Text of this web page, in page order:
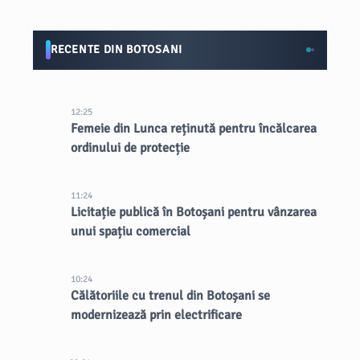
RECENTE DIN BOTOSANI
12:25
Femeie din Lunca reținută pentru încălcarea
ordinului de protecție
11:24
Licitație publică în Botoșani pentru vânzarea
unui spațiu comercial
10:24
Călătoriile cu trenul din Botoșani se
modernizează prin electrificare